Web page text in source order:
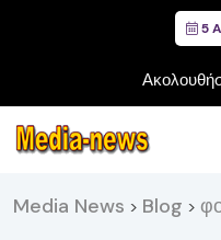
5
Media News > Blog >